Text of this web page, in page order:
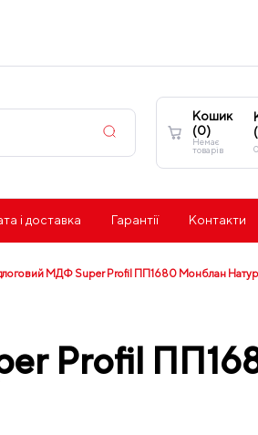
Кошик
(0)
Немає
товарів
(
0
і доставка Гарантії Контакти
МДФ Super Profil ПП1680 Монблан
Profil